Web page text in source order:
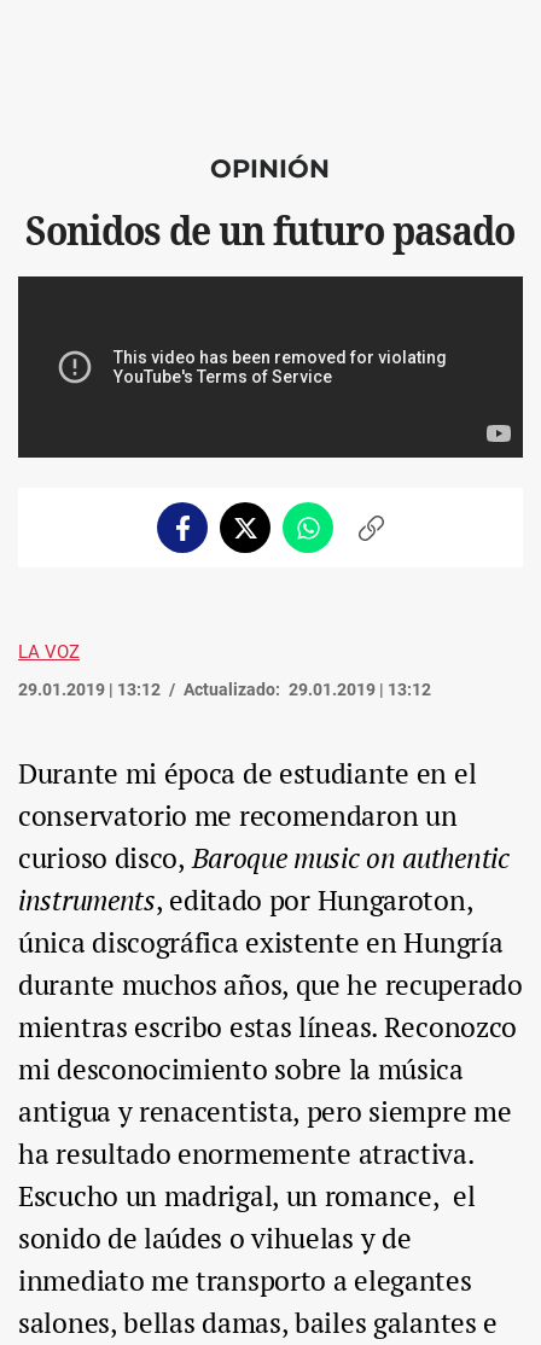
OPINIÓN
Sonidos de un futuro pasado
FacebookTwitterWhatsappCopiar
LA VOZ
29.01.2019 | 13:12 Actualizado: 29.01.2019 | 13:12
Durante mi época de estudiante en el
conservatorio me recomendaron un
curioso disco,Baroque music on authentic
instruments, editado por Hungaroton,
única discográfica existente en Hungría
durante muchos años, que he recuperado
mientras escribo estas líneas. Reconozco
mi desconocimiento sobre la música
antigua y renacentista, pero siempre me
ha resultado enormemente atractiva.
Escucho un madrigal, un romance, el
sonido de laúdes o vihuelas y de
inmediato me transporto a elegantes
salones, bellas damas, bailes galantes e